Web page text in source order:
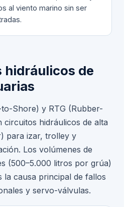
al viento marino sin ser
hidráulicos de
Shore) y RTG (Rubber-
circuitos hidráulicos de alta
para izar, trolley y
Los volúmenes de
(500–5.000 litros por grúa)
la causa principal de fallos
y servo-válvulas.